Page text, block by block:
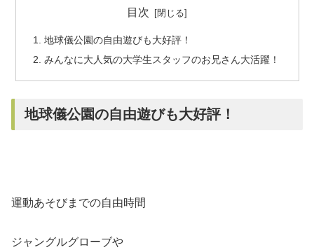
目次
地球儀公園の自由遊びも大好評！
みんなに大人気の大学生スタッフのお兄さん大活躍！
地球儀公園の自由遊びも大好評！
運動あそびまでの自由時間
ジャングルグローブや